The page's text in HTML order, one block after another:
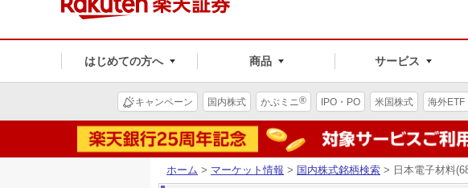
はじめての方へ 商品 サービス
キャンペーン 国内株式 かぶミニ® IPO・PO 米国株式 海外ETF
ホーム > マーケット情報 > 国内株式銘柄検索 > 日本電子材料